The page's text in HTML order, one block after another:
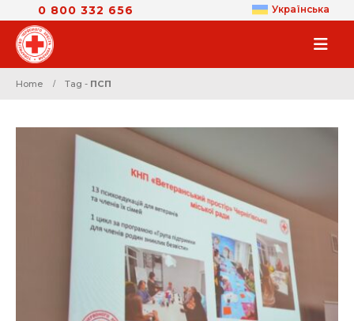
0 800 332 656 Українська
Home Tag - ПСП